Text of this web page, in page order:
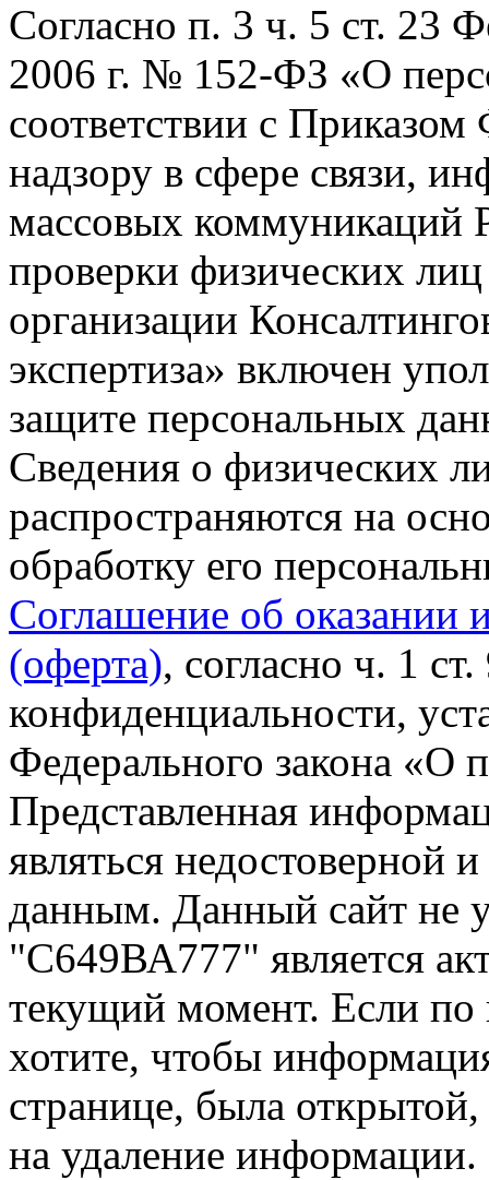
Согласно п. 3 ч. 5 ст. 23
2006 г. № 152-ФЗ «О
соответствии с
надзору в сфере связи,
массовых коммуникаций
проверки физических
организации
экспертиза» включен
защите персональных
Сведения о физических
распространяются на
обработку его
Соглашение об оказании
(оферта), согласно ч. 1
конфиденциальности,
Федерального закона «О
Представленная
являться недостоверной
данным. Данный сайт не
"С649ВА777" является
текущий момент. Если
хотите, чтобы
странице, была открытой,
на удаление информации.